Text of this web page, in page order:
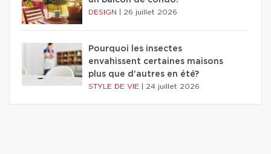
DESIGN 26 juillet 2026
Pourquoi les insectes
envahissent certaines maisons
plus que d'autres en été?
STYLE DE VIE 24 juillet 2026